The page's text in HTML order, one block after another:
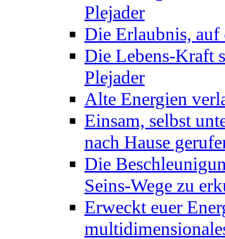
Plejader
Die Erlaubnis,
Die Lebens-Kraft
Plejader
Alte Energien
Einsam, selbst
nach Hause
Die
Seins-Wege zu
Erweckt euer